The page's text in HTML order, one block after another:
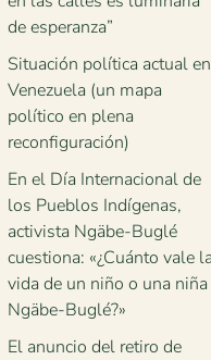
de esperanza”
Situación política actual en
Venezuela (un mapa
político en plena
reconfiguración)
En el Día Internacional de
los Pueblos Indígenas,
activista Ngäbe-Buglé
cuestiona: «¿Cuánto vale la
vida de un niño o una niña
Ngäbe-Buglé?»
El anuncio del retiro de